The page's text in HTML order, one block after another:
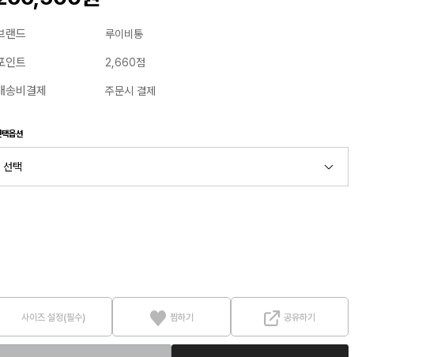
랜드 루이비통
인트 2,660점
송비결제 주문시 결제
택옵션
사이즈 설정(필수) 찜하기 공유하기